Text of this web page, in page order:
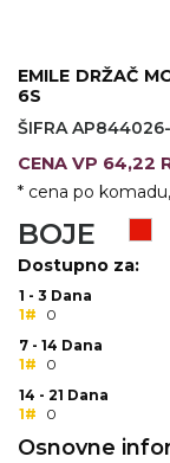
UNIFORME
CRICKET
ŠIBICA
JAKNE I
HYGIENIC
OKOVRATNE
EMILE DRŽAČ
6S
ŠIFRA
CENA VP 64,22
* cena po
BOJE
Dostupno za:
1 - 3 Dana
1#
0
7 - 14 Dana
1#
0
14 - 21 Dana
1#
0
Osnovne